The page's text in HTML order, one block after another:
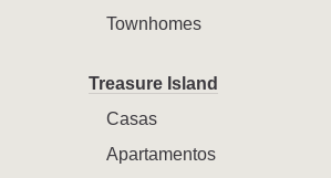
Townhomes
Treasure Island
Casas
Apartamentos